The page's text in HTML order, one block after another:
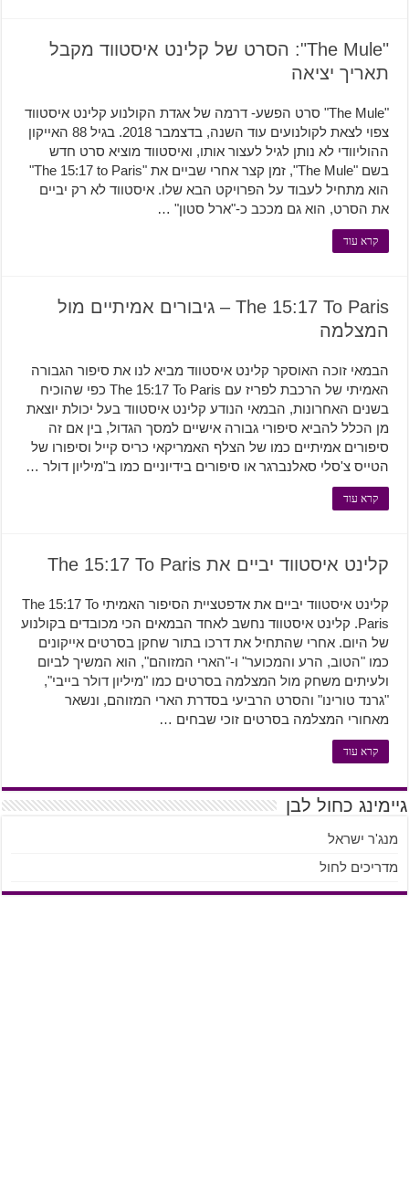
"The Mule": הסרט של קלינט איסטווד מקבל
תאריך יציאה
"The Mule" סרט הפשע- דרמה של אגדת הקולנוע קלינט איסטווד
צפוי לצאת לקולנועים עוד השנה, בדצמבר 2018. בגיל 88 האייקון
ההוליוודי לא נותן לגיל לעצור אותו, ואיסטווד מוציא סרט חדש
בשם "The Mule", זמן קצר אחרי שביים את "The 15:17 to Paris"
הוא מתחיל לעבוד על הפרויקט הבא שלו. איסטווד לא רק יביים
את הסרט, הוא גם מככב כ-"ארל סטון" …
קרא עוד
The 15:17 To Paris – גיבורים אמיתיים מול
המצלמה
הבמאי זוכה האוסקר קלינט איסטווד מביא לנו את סיפור הגבורה
האמיתי של הרכבת לפריז עם The 15:17 To Paris כפי שהוכיח
בשנים האחרונות, הבמאי הנודע קלינט איסטווד בעל יכולת יוצאת
מן הכלל להביא סיפורי גבורה אישיים למסך הגדול, בין אם זה
סיפורים אמיתיים כמו של הצלף האמריקאי כריס קייל וסיפורו של
הטייס צ'סלי סאלנברגר או סיפורים בידיוניים כמו ב"מיליון דולר …
קרא עוד
קלינט איסטווד יביים את The 15:17 To Paris
קלינט איסטווד יביים את אדפטציית הסיפור האמיתי The 15:17 To
Paris. קלינט איסטווד נחשב לאחד הבמאים הכי מכובדים בקולנוע
של היום. אחרי שהתחיל את דרכו בתור שחקן בסרטים אייקונים
כמו "הטוב, הרע והמכוער" ו-"הארי המזוהם", הוא המשיך לביום
ולעיתים משחק מול המצלמה בסרטים כמו "מיליון דולר בייבי",
"גרנד טורינו" והסרט הרביעי בסדרת הארי המזוהם, ונשאר
מאחורי המצלמה בסרטים זוכי שבחים …
קרא עוד
גיימינג כחול לבן
מנג'ר ישראל
מדריכים לחול